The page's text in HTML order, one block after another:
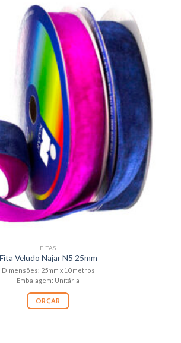
FITAS
Fita Veludo Najar N5 25mm
Dimensões: 25mm x 10 metros
Embalagem: Unitária
ORÇAR